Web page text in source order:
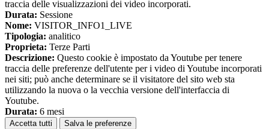
traccia delle visualizzazioni dei video incorporati.
Durata: Sessione
Nome: VISITOR_INFO1_LIVE
Tipologia: analitico
Proprieta: Terze Parti
Descrizione: Questo cookie è impostato da Youtube per tenere
traccia delle preferenze dell'utente per i video di Youtube incorporati
nei siti; può anche determinare se il visitatore del sito web sta
utilizzando la nuova o la vecchia versione dell'interfaccia di
Youtube.
Durata: 6 mesi
Accetta tutti Salva le preferenze